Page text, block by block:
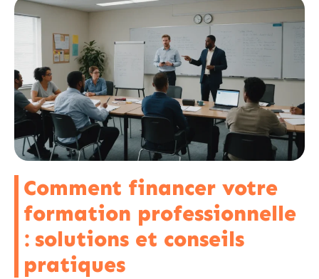
Comment financer votre
formation professionnelle
: solutions et conseils
pratiques